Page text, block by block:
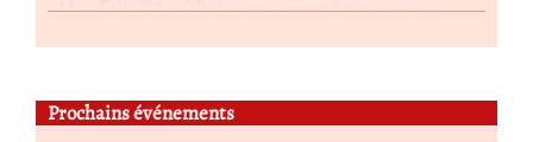
Prochains événements